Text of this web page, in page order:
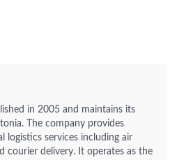
in 2005 and maintains its
The company provides
logistics services including air
courier delivery. It operates as the